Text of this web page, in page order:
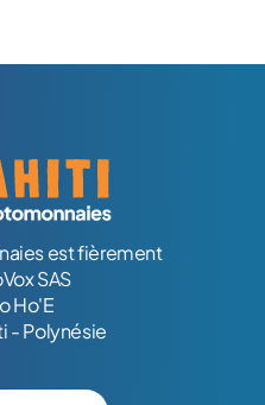
est fièrement
SAS
Ho'E
- Polynésie